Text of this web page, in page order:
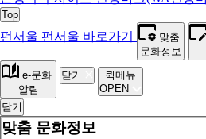
Top
펀서울 펀서울 바로가기
맞춤
문화정보
e-문화
알림
닫기
퀵메뉴
OPEN
닫기
맞춤 문화정보